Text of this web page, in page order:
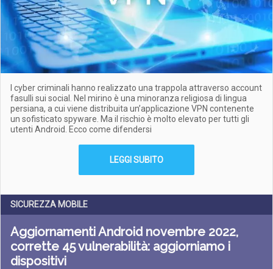
I cyber criminali hanno realizzato una trappola attraverso account
fasulli sui social. Nel mirino è una minoranza religiosa di lingua
persiana, a cui viene distribuita un’applicazione VPN contenente
un sofisticato spyware. Ma il rischio è molto elevato per tutti gli
utenti Android. Ecco come difendersi
LEGGI SUBITO
SICUREZZA MOBILE
Aggiornamenti Android novembre 2022,
corrette 45 vulnerabilità: aggiorniamo i
dispositivi